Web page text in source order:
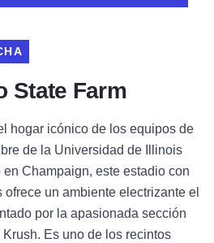
State Farm
hogar icónico de los equipos de
de la Universidad de Illinois
Champaign, este estadio con
un ambiente electrizante el
por la apasionada sección
Es uno de los recintos